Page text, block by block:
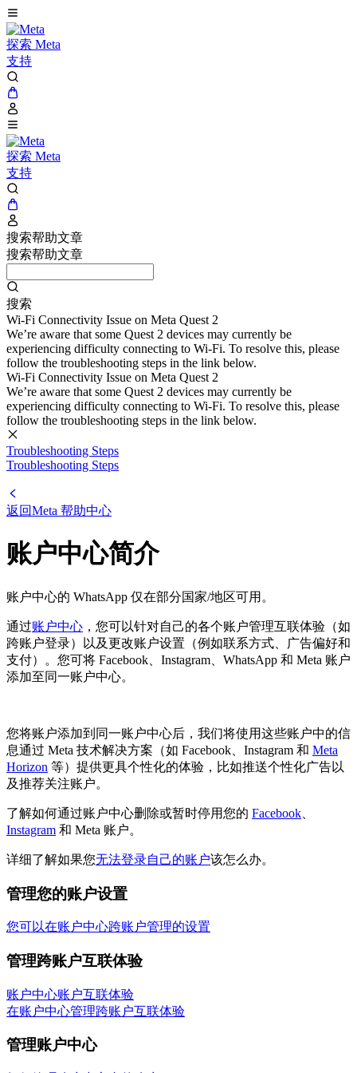
探索 Meta
支持
探索 Meta
支持
搜索帮助文章
搜索帮助文章
搜索
Wi-Fi Connectivity Issue on Meta Quest 2
We’re aware that some Quest 2 devices may currently be
experiencing difficulty connecting to Wi-Fi. To resolve this, please
follow the troubleshooting steps in the link below.
Wi-Fi Connectivity Issue on Meta Quest 2
We’re aware that some Quest 2 devices may currently be
experiencing difficulty connecting to Wi-Fi. To resolve this, please
follow the troubleshooting steps in the link below.
Troubleshooting Steps
Troubleshooting Steps
返回Meta 帮助中心
账户中心简介
账户中心的 WhatsApp 仅在部分国家/地区可用。
通过账户中心 ，您可以针对自己的各个账户管理互联体验（如
跨账户登录）以及更改账户设置（例如联系方式、广告偏好和
支付）。您可将 Facebook、Instagram、WhatsApp 和 Meta 账户
添加至同一账户中心。
您将账户添加到同一账户中心后，我们将使用这些账户中的信
息通过 Meta 技术解决方案（如 Facebook、Instagram 和 Meta
Horizon 等）提供更具个性化的体验，比如推送个性化广告以
及推荐关注账户。
了解如何通过账户中心删除或暂时停用您的 Facebook
Instagram 和 Meta 账户。
详细了解如果您无法登录自己的账户该怎么办。
管理您的账户设置
您可以在账户中心跨账户管理的设置
管理跨账户互联体验
账户中心账户互联体验
在账户中心管理跨账户互联体验
管理账户中心